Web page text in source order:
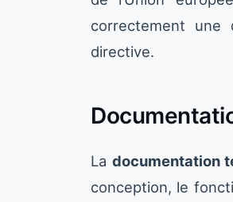
correctement une
directive.
La documentation
conception, le